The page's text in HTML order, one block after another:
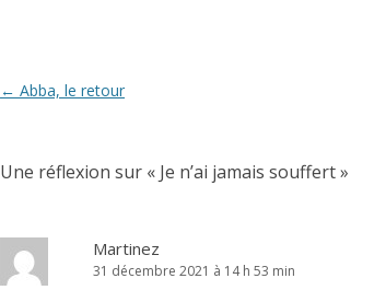
Navigation
← Abba, le retour
Une réflexion sur « Je n’ai jamais souffert»
Martinez
31 décembre 2021 à 14 h 53 min